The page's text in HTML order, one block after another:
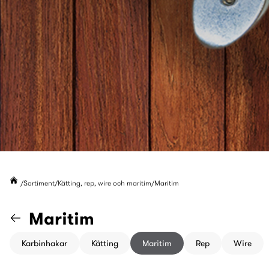
Sortiment Kätting, rep, wire och maritim Maritim
Gå till kategorin "Kätting,
Maritim
Karbinhakar Kätting Maritim Rep Wire